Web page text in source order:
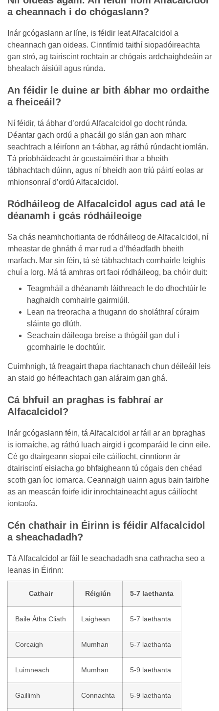
a cheannach i do chógaslann?
Inár gcógaslann ar líne, is féidir leat Alfacalcidol a
cheannach gan oideas. Cinntímid taithí siopadóireachta
gan stró, ag tairiscint rochtain ar chógais ardchaighdeáin ar
bhealach áisiúil agus rúnda.
An féidir le duine ar bith ábhar mo ordaithe
a fheiceáil?
Ní féidir, tá ábhar d’ordú Alfacalcidol go docht rúnda.
Déantar gach ordú a phacáil go slán gan aon mharc
seachtrach a léiríonn an t-ábhar, ag ráthú rúndacht iomlán.
Tá príobháideacht ár gcustaiméirí thar a bheith
tábhachtach dúinn, agus ní bheidh aon tríú páirtí eolas ar
mhionsonraí d’ordú Alfacalcidol.
Ródháileog de Alfacalcidol agus cad atá le
déanamh i gcás ródháileoige
Sa chás neamhchoitianta de ródháileog de Alfacalcidol, ní
mheastar de ghnáth é mar rud a d’fhéadfadh bheith
marfach. Mar sin féin, tá sé tábhachtach comhairle leighis
chuí a lorg. Má tá amhras ort faoi ródháileog, ba chóir duit:
Teagmháil a dhéanamh láithreach le do dhochtúir le
haghaidh comhairle gairmiúil.
Lean na treoracha a thugann do sholáthraí cúraim
sláinte go dlúth.
Seachain dáileoga breise a thógáil gan dul i
gcomhairle le dochtúir.
Cuimhnigh, tá freagairt thapa riachtanach chun déileáil leis
an staid go héifeachtach gan aláraim gan ghá.
Cá bhfuil an praghas is fabhraí ar
Alfacalcidol?
Inár gcógaslann féin, tá Alfacalcidol ar fáil ar an bpraghas
is iomaíche, ag ráthú luach airgid i gcomparáid le cinn eile.
Cé go dtairgeann siopaí eile cáilíocht, cinntíonn ár
dtairiscintí eisiacha go bhfaigheann tú cógais den chéad
scoth gan íoc iomarca. Ceannaigh uainn agus bain tairbhe
as an meascán foirfe idir inrochtaineacht agus cáilíocht
iontaofa.
Cén chathair in Éirinn is féidir Alfacalcidol
a sheachadadh?
Tá Alfacalcidol ar fáil le seachadadh sna cathracha seo a
leanas in Éirinn:
Cathair Réigiún 5-7 laethanta
Baile Átha Cliath Laighean 5-7 laethanta
Corcaigh Mumhan 5-7 laethanta
Luimneach Mumhan 5-9 laethanta
Gaillimh Connachta 5-9 laethanta